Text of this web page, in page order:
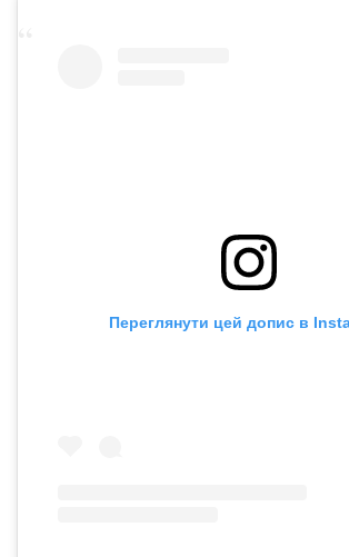
Переглянути цей допис в